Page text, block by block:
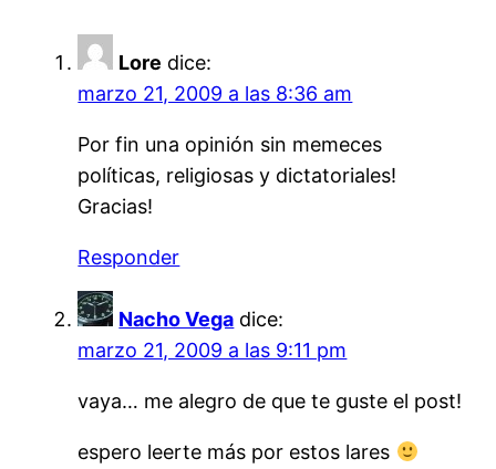
Lore dice:
marzo 21, 2009 a las 8:36 am
Por fin una opinión sin memeces
políticas, religiosas y dictatoriales!
Gracias!
Responder
Nacho Vega dice:
marzo 21, 2009 a las 9:11 pm
vaya… me alegro de que te guste el post!
espero leerte más por estos lares